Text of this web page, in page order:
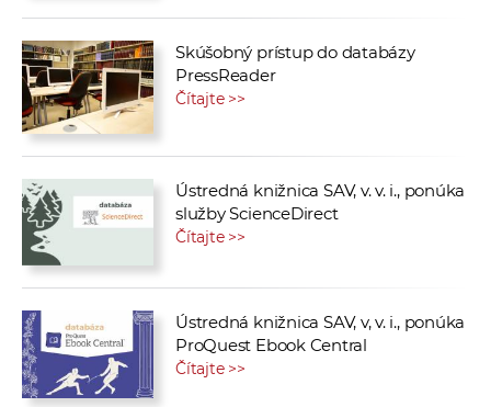
Skúšobný prístup do databázy
PressReader
Čítajte >>
Ústredná knižnica SAV, v. v. i., ponúka
služby ScienceDirect
Čítajte >>
Ústredná knižnica SAV, v, v. i., ponúka
ProQuest Ebook Central
Čítajte >>